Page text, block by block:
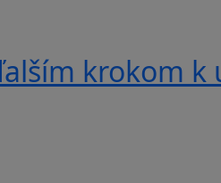
krokom k